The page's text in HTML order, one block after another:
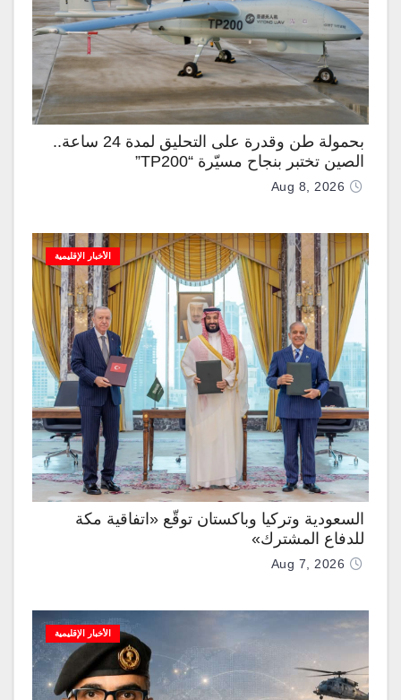
بحمولة طن وقدرة على التحليق لمدة 24 ساعة..
الصين تختبر بنجاح مسيّرة “TP200”
Aug 8, 2026
الأخبار الإقليمية
السعودية وتركيا وباكستان توقّع «اتفاقية مكة
للدفاع المشترك»
Aug 7, 2026
الأخبار الإقليمية